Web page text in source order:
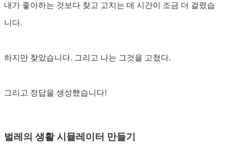
내가 좋아하는 것보다 찾고 고치는 데 시간이 조금 더 걸렸습
니다.
하지만 찾았습니다. 그리고 나는 그것을 고쳤다.
그리고 정답을 생성했습니다!
벌레의 생활 시뮬레이터 만들기